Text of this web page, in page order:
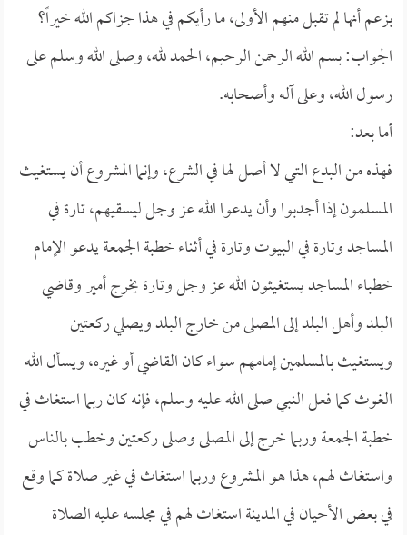
بزعم أنها لم تقبل منهم الأولى، ما رأيكم في هذا جزاكم الله خيراً؟
الجواب: بسم الله الرحمن الرحيم، الحمد لله، وصلى الله وسلم على
رسول الله، وعلى آله وأصحابه.
أما بعد:
فهذه من البدع التي لا أصل لها في الشرع، وإنما المشروع أن يستغيث
المسلمون إذا أجدبوا وأن يدعوا الله عز وجل ليسقيهم، تارة في
المساجد وتارة في البيوت وتارة في أثناء خطبة الجمعة يدعو الإمام
خطباء المساجد يستغيثون الله عز وجل وتارة يخرج أمير وقاضي
البلد وأهل البلد إلى المصلى من خارج البلد ويصلي ركعتين
ويستغيث بالمسلمين إمامهم سواء كان القاضي أو غيره، ويسأل الله
الغوث كما فعل النبي صلى الله عليه وسلم، فإنه كان ربما استغاث في
خطبة الجمعة وربما خرج إلى المصلى وصلى ركعتين وخطب بالناس
واستغاث لهم، هذا هو المشروع وربما استغاث في غير صلاة كما وقع
في بعض الأحيان في المدينة استغاث لهم في مجلسه عليه الصلاة